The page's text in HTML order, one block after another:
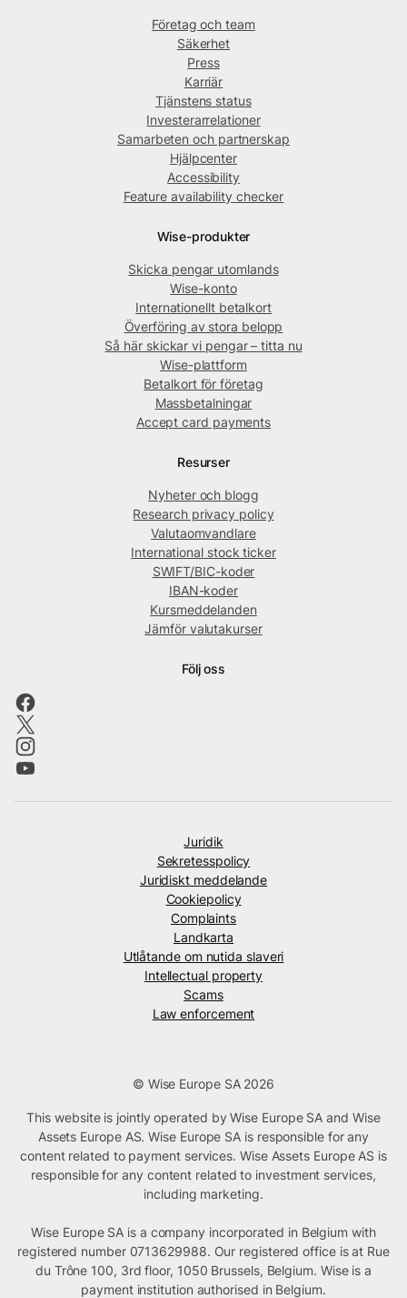
Företag och team
Säkerhet
Press
Karriär
Tjänstens status
Investerarrelationer
Samarbeten och partnerskap
Hjälpcenter
Accessibility
Feature availability checker
Wise-produkter
Skicka pengar utomlands
Wise-konto
Internationellt betalkort
Överföring av stora belopp
Så här skickar vi pengar – titta nu
Wise-plattform
Betalkort för företag
Massbetalningar
Accept card payments
Resurser
Nyheter och blogg
Research privacy policy
Valutaomvandlare
International stock ticker
SWIFT/BIC-koder
IBAN-koder
Kursmeddelanden
Jämför valutakurser
Följ oss
Juridik
Sekretesspolicy
Juridiskt meddelande
Cookiepolicy
Complaints
Landkarta
Utlåtande om nutida slaveri
Intellectual property
Scams
Law enforcement
© Wise Europe SA 2026
This website is jointly operated by Wise Europe SA and Wise
Assets Europe AS. Wise Europe SA is responsible for any
content related to payment services. Wise Assets Europe AS is
responsible for any content related to investment services,
including marketing.
Wise Europe SA is a company incorporated in Belgium with
registered number 0713629988. Our registered office is at Rue
du Trône 100, 3rd floor, 1050 Brussels, Belgium. Wise is a
payment institution authorised in Belgium.